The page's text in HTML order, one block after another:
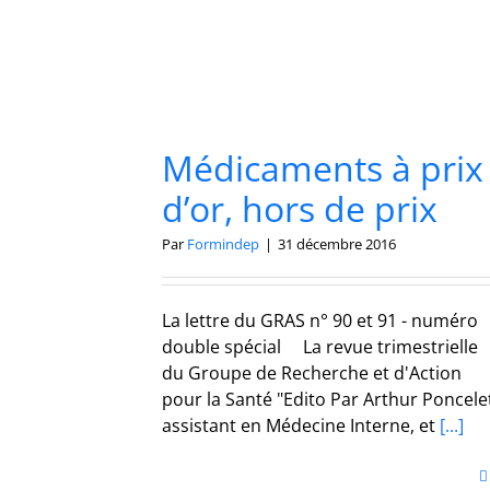
Médicaments à prix
d’or, hors de prix
Par Formindep | 31 décembre 2016
La lettre du GRAS n° 90 et 91 - numéro
double spécial La revue trimestrielle
du Groupe de Recherche et d'Action
pour la Santé "Edito Par Arthur
assistant en Médecine Interne, et [...]